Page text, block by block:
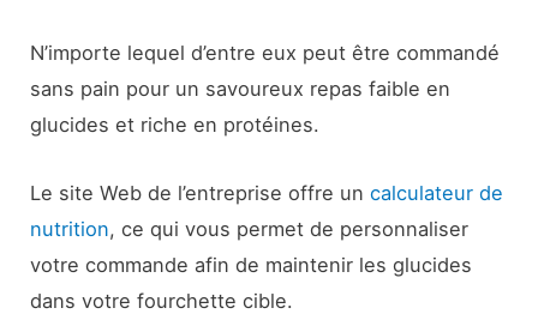
N’importe lequel d’entre eux peut être commandé
sans pain pour un savoureux repas faible en
glucides et riche en protéines.
Le site Web de l’entreprise offre uncalculateur de
nutrition, ce qui vous permet de personnaliser
votre commande afin de maintenir les glucides
dans votre fourchette cible.